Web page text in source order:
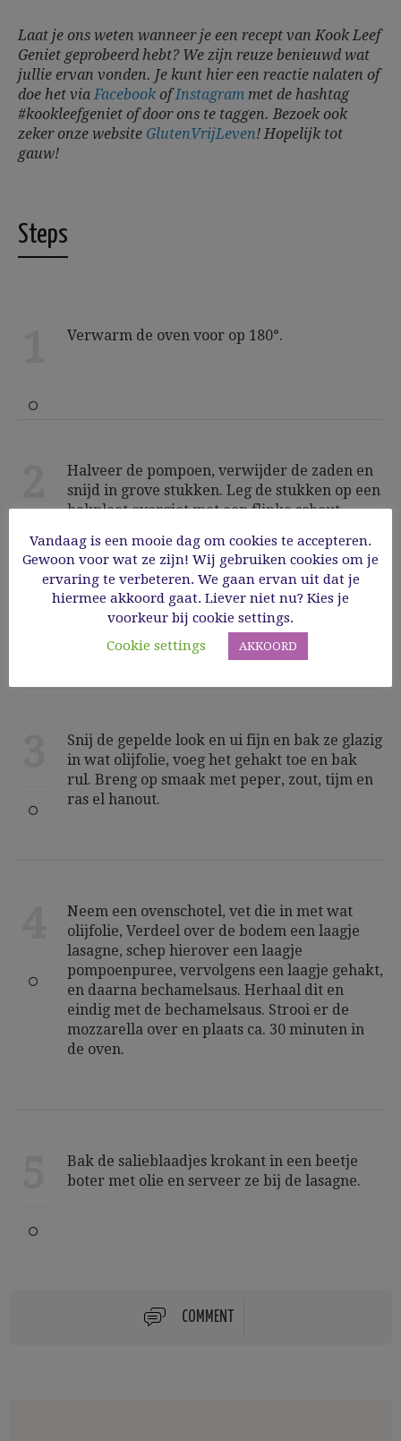
Laat je ons weten wanneer je een recept van Kook Leef
Geniet geprobeerd hebt? We zijn reuze benieuwd wat
jullie ervan vonden. Je kunt hier een reactie nalaten of
doe het viaFacebookofInstagram met de hashtag
#kookleefgeniet of door ons te taggen. Bezoek ook
zeker onze website GlutenVrijLeven!Hopelijk tot
gauw!
Steps
Verwarm de oven voor op 180°.
Halveer de pompoen, verwijder de zaden en
snijd in grove stukken. Leg de stukken op een
bakplaat overgiet met een flinke scheut
Plaats in de oven en laat ca. 25 minuten
garen. Haal de pompoen uit de oven, laat wat
afkoelen en stamp tot een puree. Meng er de
ricotta onder en breng op smaak met peper,
zout en nootmuskaat.
Snij de gepelde look en ui fijn en bak ze glazig
in wat olijfolie, voeg het gehakt toe en bak
rul. Breng op smaak met peper, zout, tijm en
ras el hanout.
Neem een ovenschotel, vet die in met wat
olijfolie, Verdeel over de bodem een laagje
lasagne, schep hierover een laagje
pompoenpuree, vervolgens een laagje gehakt,
en daarna bechamelsaus. Herhaal dit en
eindig met de bechamelsaus. Strooi er de
mozzarella over en plaats ca. 30 minuten in
de oven.
Bak de salieblaadjes krokant in een beetje
boter met olie en serveer ze bij de lasagne.
COMMENT
Vandaag is een mooie dag om cookies te accepteren.
Gewoon voor wat ze zijn! Wij gebruiken cookies om je
ervaring te verbeteren. We gaan ervan uit dat je
hiermee akkoord gaat. Liever niet nu? Kies je
voorkeur bij cookie settings.
Cookie settings
AKKOORD